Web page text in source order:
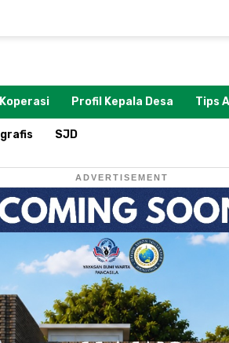
Koperasi Profil Kepala Desa Tips
SJD
ADVERTISEMENT